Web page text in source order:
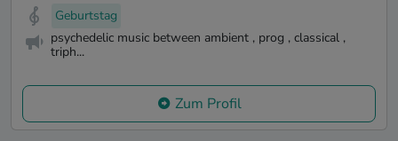
Geburtstag
psychedelic music between ambient , prog , classical ,
triph...
Zum Profil